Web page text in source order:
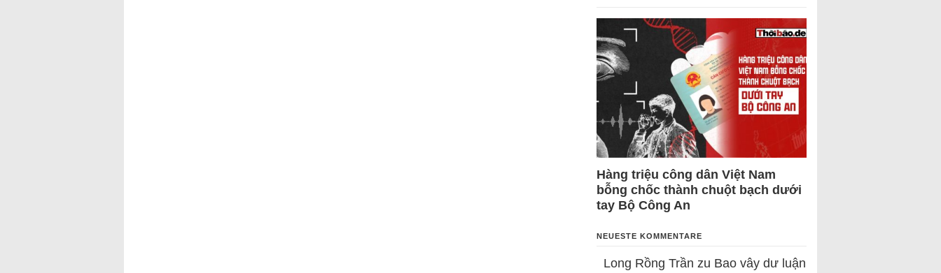
Hàng triệu công dân Việt Nam
bỗng chốc thành chuột bạch dưới
tay Bộ Công An
NEUESTE KOMMENTARE
Long Rồng Trần zu Bao vây dư luận